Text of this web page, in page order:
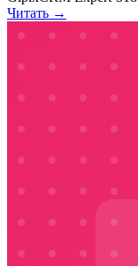
Читать →